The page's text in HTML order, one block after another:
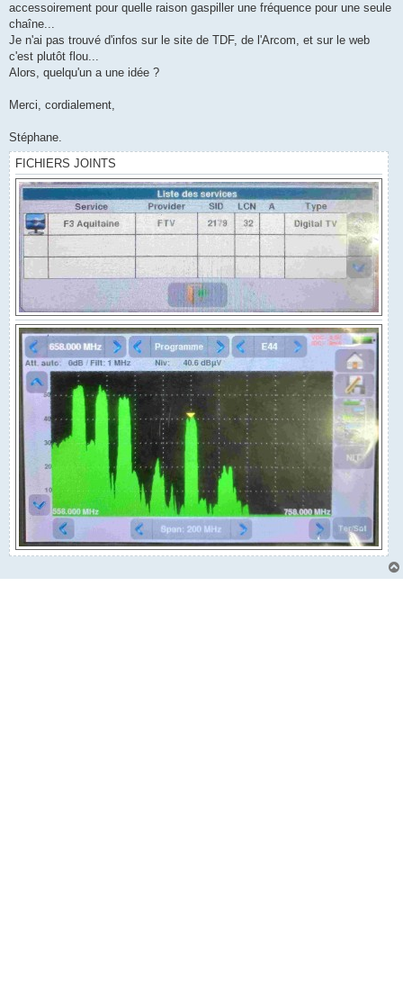
accessoirement pour quelle raison gaspiller une fréquence pour une seule
chaîne...
Je n'ai pas trouvé d'infos sur le site de TDF, de l'Arcom, et sur le web
c'est plutôt flou...
Alors, quelqu'un a une idée ?
Merci, cordialement,
Stéphane.
FICHIERS JOINTS